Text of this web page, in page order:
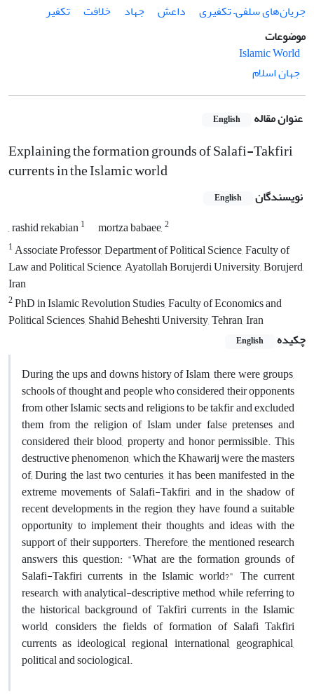
جریان‌های سلفی– تکفیری
داعش جهاد خلافت
تکفیر
موضوعات
Islamic World
جهان اسلام
عنوان مقاله English
Explaining the formation grounds of Salafi-Takfiri
currents in the Islamic world
نویسندگان English
, rashid rekabian1 mortza babaee,2
1Associate Professor, Department of Political Science, Faculty of
Law and Political Science, Ayatollah Borujerdi University, Borujerd,
Iran
2PhD in Islamic Revolution Studies, Faculty of Economics and
Political Sciences, Shahid Beheshti University, Tehran, Iran
چکیده
English
During the ups and downs history of Islam, there were groups,
schools of thought and people who considered their opponents
from other Islamic sects and religions to be takfir and excluded
them from the religion of Islam under false pretenses and
considered their blood, property and honor permissible. This
destructive phenomenon, which the Khawarij were the masters
of; During the last two centuries, it has been manifested in the
extreme movements of Salafi-Takfiri, and in the shadow of
recent developments in the region, they have found a suitable
opportunity to implement their thoughts and ideas with the
support of their supporters. Therefore, the mentioned research
answers this question: "What are the formation grounds of
Salafi-Takfiri currents in the Islamic world?" The current
research, with analytical-descriptive method, while referring to
the historical background of Takfiri currents in the Islamic
world, considers the fields of formation of Salafi Takfiri
currents as ideological, regional, international, geographical,
political and sociological.